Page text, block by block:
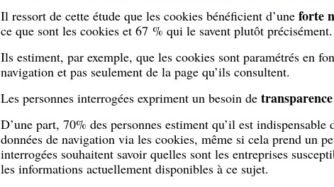
Il ressort de cette étude que les cookies bénéficient d’une forte
ce que sont les cookies et 67 % qui le savent plutôt précisément.
Ils estiment, par exemple, que les cookies sont paramétrés en
navigation et pas seulement de la page qu’ils consultent.
Les personnes interrogées expriment un besoin de transparence
D’une part, 70% des personnes estiment qu’il est
données de navigation via les cookies, même si cela prend un
interrogées souhaitent savoir quelles sont les entreprises
les informations actuellement disponibles à ce sujet.